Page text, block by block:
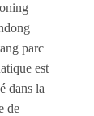
parc
est
dans la
de